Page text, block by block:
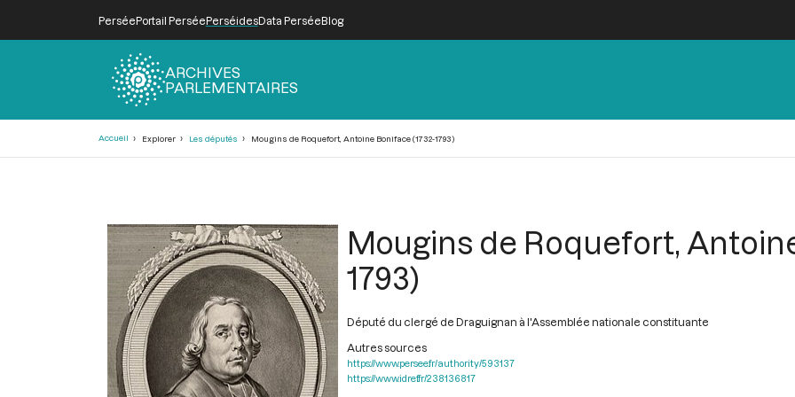
PerséePortail PerséePerséidesData PerséeBlog
ARCHIVES
PARLEMENTAIRES
Accueil Explorer Les députés Mougins de Roquefort, Antoine Boniface (1732-1793)
Mougins de Roquefort,
1793)
Député du clergé de Draguignan à l'Assemblée nationale constituante
Autres sources
https://www.persee.fr/authority/593137
https://www.idref.fr/238136817